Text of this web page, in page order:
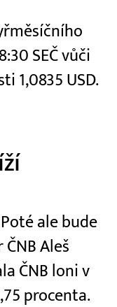
SEČ vůči
1,0835 USD.
ale bude
Aleš
ČNB loni v
procenta.